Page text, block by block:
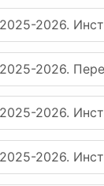
2026.
2026.
2026.
2026.